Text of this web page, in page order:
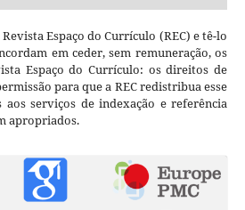
Espaço do Currículo (REC) e tê-lo
em ceder, sem remuneração, os
Espaço do Currículo: os direitos de
para que a REC redistribua esse
aos serviços de indexação e referência
apropriados.